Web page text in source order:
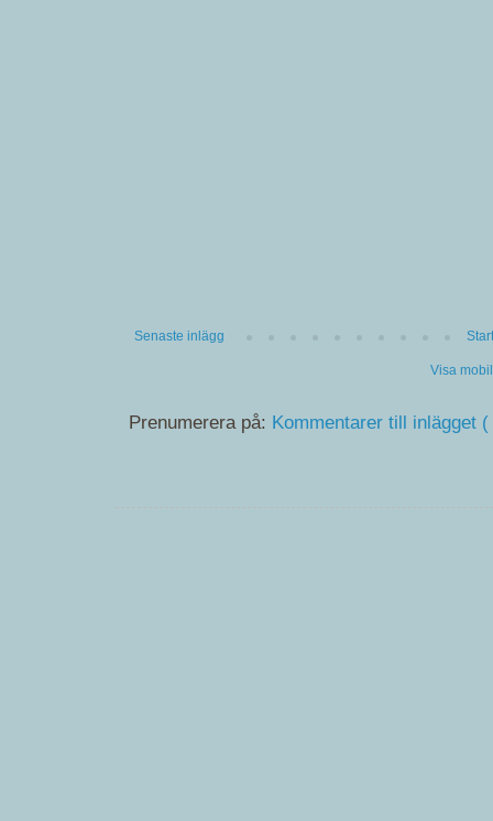
Senaste inlägg
Visa
Prenumerera på: Kommentarer till inlägget